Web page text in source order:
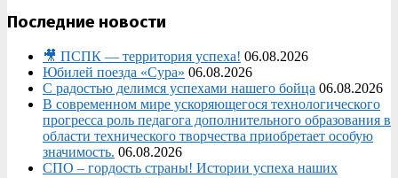
Последние новости
🎥 ПСПК — территория успеха! 06.08.2026
Юбилей поезда «Сура» 06.08.2026
С радостью делимся успехами нашего бойца 06.08.2026
В современном мире ускоряющегося технологического
прогресса роль педагога дополнительного образования в
области технического творчества приобретает особую
значимость. 06.08.2026
СПО – гордость страны! Истории успеха наших